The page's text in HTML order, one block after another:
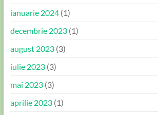
ianuarie 2024(1)
decembrie 2023(1)
august 2023(3)
iulie 2023(3)
mai 2023(3)
aprilie 2023(1)